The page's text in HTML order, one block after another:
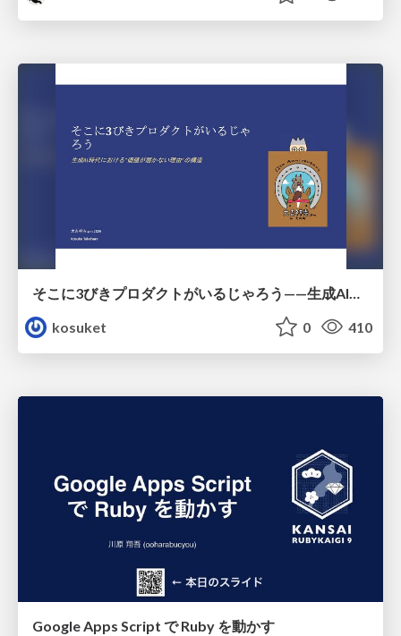
kosuket
0 410
Google Apps Script で Ruby を動かす